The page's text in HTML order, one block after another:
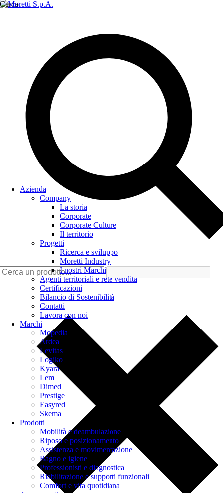
Cerca
Azienda
Company
La storia
Corporate
Corporate Culture
Il territorio
Progetti
Ricerca e sviluppo
Moretti Industry
I nostri Marchi
Agenti territoriali e rete vendita
Certificazioni
Bilancio di Sostenibilità
Contatti
Lavora con noi
Marchi
Mopedia
Ardea
Levitas
Logiko
Kyara
Lem
Dimed
Prestige
Easyred
Skema
Prodotti
Mobilità e deambulazione
Riposo e posizionamento
Assistenza e movimentazione
Bagno e igiene
Professionisti e diagnostica
Riabilitazione e supporti funzionali
Comfort e vita quotidiana